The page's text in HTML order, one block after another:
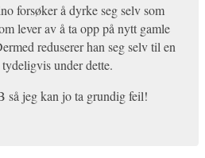
forsøker å dyrke seg selv som
lever av å ta opp på nytt gamle
reduserer han seg selv til en
under dette.
så jeg kan jo ta grundig feil!